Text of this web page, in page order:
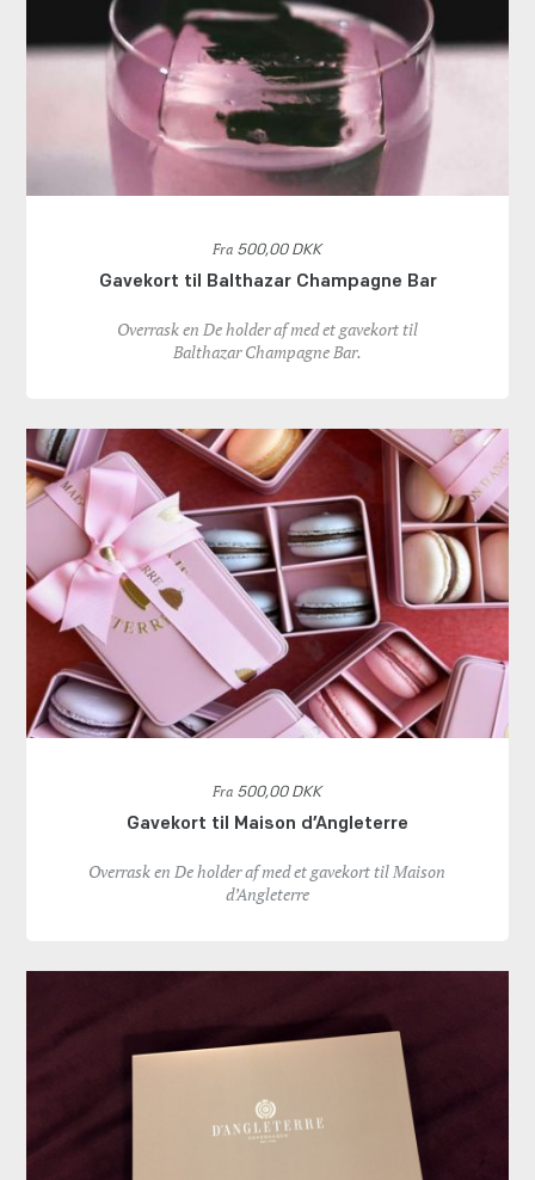
Fra 500,00 DKK
Gavekort til Balthazar Champagne Bar
Overrask en De holder af med et gavekort til
Balthazar Champagne Bar.
Fra 500,00 DKK
Gavekort til Maison d’Angleterre
Overrask en De holder af med et gavekort til Maison
d’Angleterre